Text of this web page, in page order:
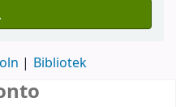
Bibliotek